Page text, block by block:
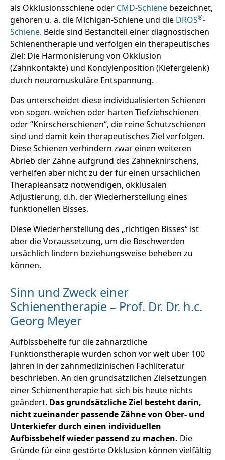
als Okklusionsschiene oder CMD-Schiene bezeichnet,
gehören u. a. die Michigan-Schiene und die DROS®-
Schiene. Beide sind Bestandteil einer diagnostischen
Schienentherapie und verfolgen ein therapeutisches
Ziel: Die Harmonisierung von Okklusion
(Zahnkontakte) und Kondylenposition (Kiefergelenk)
durch neuromuskuläre Entspannung.
Das unterscheidet diese individualisierten Schienen
von sogen. weichen oder harten Tiefziehschienen
oder “Knirscherschienen“, die reine Schutzschienen
sind und damit kein therapeutisches Ziel verfolgen.
Diese Schienen verhindern zwar einen weiteren
Abrieb der Zähne aufgrund des Zähneknirschens,
verhelfen aber nicht zu der für einen ursächlichen
Therapieansatz notwendigen, okklusalen
Adjustierung, d.h. der Wiederherstellung eines
funktionellen Bisses.
Diese Wiederherstellung des „richtigen Bisses“ ist
aber die Voraussetzung, um die Beschwerden
ursächlich lindern beziehungsweise beheben zu
können.
Sinn und Zweck einer
Schienentherapie – Prof. Dr. Dr. h.c.
Georg Meyer
Aufbissbehelfe für die zahnärztliche
Funktionstherapie wurden schon vor weit über 100
Jahren in der zahnmedizinischen Fachliteratur
beschrieben. An den grundsätzlichen Zielsetzungen
einer Schienentherapie hat sich bis heute nichts
geändert. Das grundsätzliche Ziel besteht darin,
nicht zueinander passende Zähne von Ober- und
Unterkiefer durch einen individuellen
Aufbissbehelf wieder passend zu machen. Die
Gründe für eine gestörte Okklusion können vielfältig